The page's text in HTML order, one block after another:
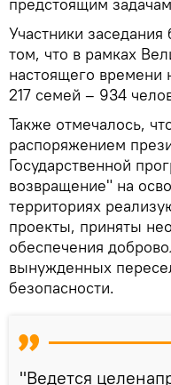
Участники
том, что в рамках
настоящего
217 семей – 934
Также отмечалось,
распоряжением
Государственной
возвращение" на
территориях
проекты, приняты
обеспечения
вынужденных
безопасности.
"Ведется